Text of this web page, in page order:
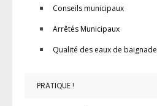
Conseils municipaux
Arrêtés Municipaux
Qualité des eaux de baignade
PRATIQUE !